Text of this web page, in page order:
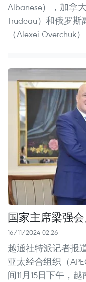
Albanese），加拿
Trudeau）和俄罗
（Alexei Overchuk）
国家主席梁强
16/11/2024 02:26
越通社特派记者报
亚太经合组织（
间11月15日下午，